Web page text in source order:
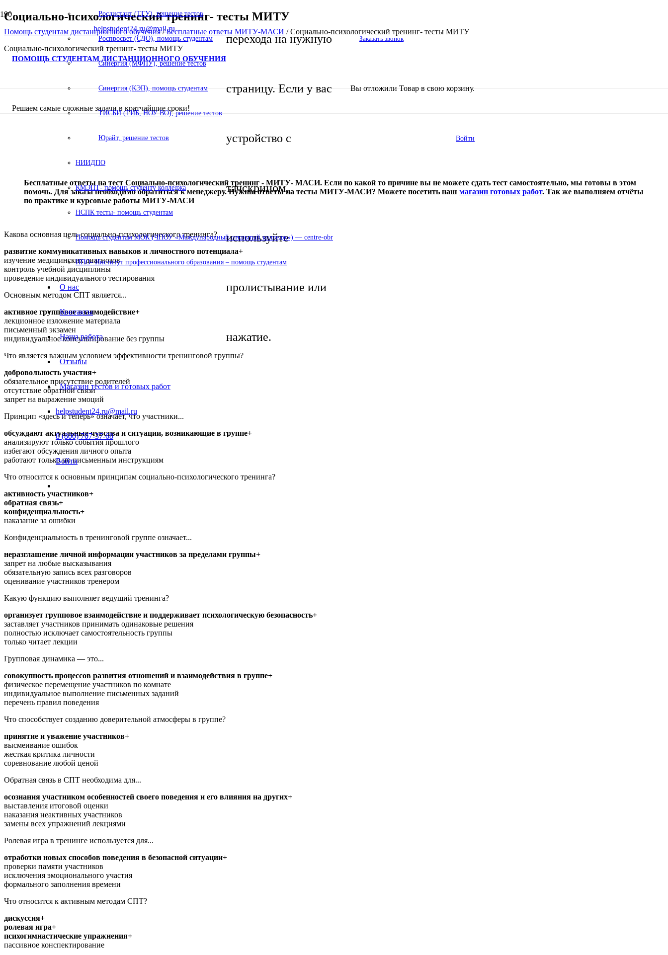
helpstudent24.ru@mail.ru
ПОМОЩЬ СТУДЕНТАМ ДИСТАНЦИОННОГО ОБУЧЕНИЯ
Решаем самые сложные задачи в кратчайшие сроки!
перехода на нужную
страницу. Если у вас
устройство с
тачскрином,
используйте
пролистывание или
нажатие.
Заказать звонок
Вы отложили Товар в свою корзину.
Войти
Росдистант (ТГУ), решение тестов
Роспросвет (СДО), помощь студентам
Синергия (МФПУ), решение тестов
Синергия (КЭП), помощь студентам
ТИСБИ (ТИБ, НОУ ВО), решение тестов
Юрайт, решение тестов
НИИДПО
КМЭПТ- помощь студенту колледжа
НСПК тесты- помощь студентам
Помощь студентам МОК (ЧПОУ «Международный открытый колледж») — centre-obr
ИПО- Институт профессионального образования – помощь студентам
О нас
Контакты
Наша работа
Отзывы
Магазин тестов и готовых работ
helpstudent24.ru@mail.ru
8 (800) 707-37-68
Войти
Социально-психологический тренинг- тесты МИТУ
Помощь студентам дистанционного обучения/Бесплатные ответы МИТУ-МАСИ /Социально-психологический тренинг- тесты МИТУ
Социально-психологический тренинг- тесты МИТУ
Бесплатные ответы на тест Социально-психологический тренинг - МИТУ- МАСИ. Если по какой то причине вы не можете сдать тест самостоятельно, мы готовы в этом
помочь. Для заказа необходимо обратиться к менеджеру. Нужны ответы на тесты МИТУ-МАСИ? Можете посетить наш магазин готовых работ. Так же выполняем отчёты
по практике и курсовые работы МИТУ-МАСИ
Какова основная цель социально-психологического тренинга?
развитие коммуникативных навыков и личностного потенциала+
изучение медицинских диагнозов
контроль учебной дисциплины
проведение индивидуального тестирования
Основным методом СПТ является...
активное групповое взаимодействие+
лекционное изложение материала
письменный экзамен
индивидуальное консультирование без группы
Что является важным условием эффективности тренинговой группы?
добровольность участия+
обязательное присутствие родителей
отсутствие обратной связи
запрет на выражение эмоций
Принцип «здесь и теперь» означает, что участники...
обсуждают актуальные чувства и ситуации, возникающие в группе+
анализируют только события прошлого
избегают обсуждения личного опыта
работают только по письменным инструкциям
Что относится к основным принципам социально-психологического тренинга?
активность участников+
обратная связь+
конфиденциальность+
наказание за ошибки
Конфиденциальность в тренинговой группе означает...
неразглашение личной информации участников за пределами группы+
запрет на любые высказывания
обязательную запись всех разговоров
оценивание участников тренером
Какую функцию выполняет ведущий тренинга?
организует групповое взаимодействие и поддерживает психологическую безопасность+
заставляет участников принимать одинаковые решения
полностью исключает самостоятельность группы
только читает лекции
Групповая динамика — это...
совокупность процессов развития отношений и взаимодействия в группе+
физическое перемещение участников по комнате
индивидуальное выполнение письменных заданий
перечень правил поведения
Что способствует созданию доверительной атмосферы в группе?
принятие и уважение участников+
высмеивание ошибок
жесткая критика личности
соревнование любой ценой
Обратная связь в СПТ необходима для...
осознания участником особенностей своего поведения и его влияния на других+
выставления итоговой оценки
наказания неактивных участников
замены всех упражнений лекциями
Ролевая игра в тренинге используется для...
отработки новых способов поведения в безопасной ситуации+
проверки памяти участников
исключения эмоционального участия
формального заполнения времени
Что относится к активным методам СПТ?
дискуссия+
ролевая игра+
психогимнастические упражнения+
пассивное конспектирование